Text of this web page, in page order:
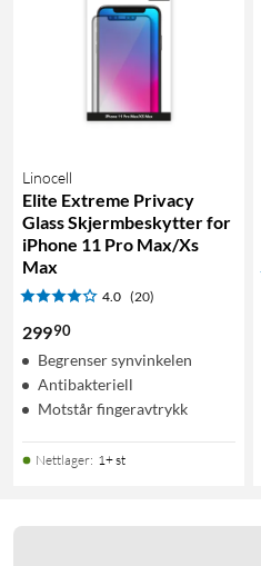
Linocell
Elite Extreme Privacy
Glass Skjermbeskytter for
iPhone 11 Pro Max/Xs
Max
4.0 (20)
29990
Begrenser synvinkelen
Antibakteriell
Motstår fingeravtrykk
Nettlager: 1+ st